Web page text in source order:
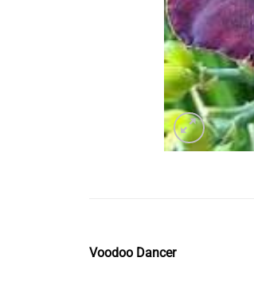
Voodoo Dancer